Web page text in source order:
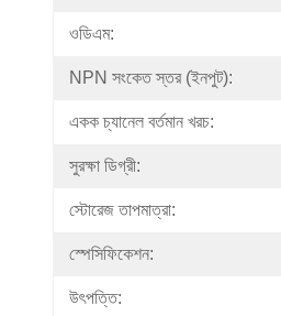
ওডিএম:
NPN সংকেত স্তর (ইনপুট):
একক চ্যানেল বর্তমান খরচ:
সুরক্ষা ডিগ্রী:
স্টোরেজ তাপমাত্রা:
স্পেসিফিকেশন:
উৎপত্তি: